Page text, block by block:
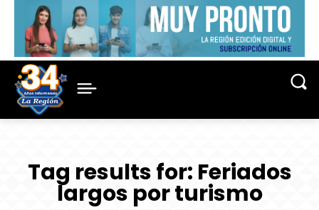
Tag results for: Feriados
largos por turismo